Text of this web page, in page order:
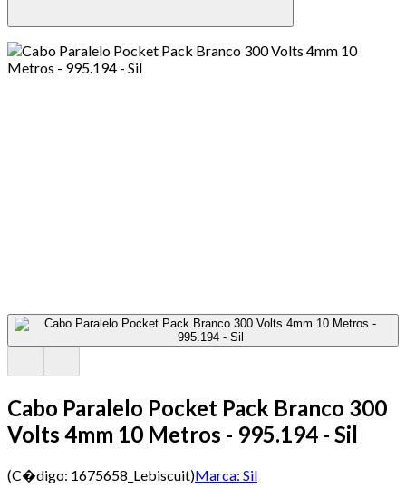
Cabo Paralelo Pocket Pack Branco 300
Volts 4mm 10 Metros - 995.194 - Sil
(C�digo: 1675658_Lebiscuit)Marca: Sil